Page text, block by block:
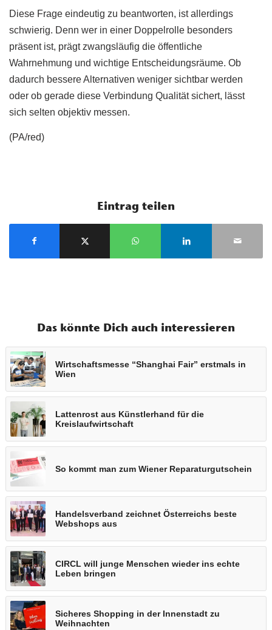
Diese Frage eindeutig zu beantworten, ist allerdings
schwierig. Denn wer in einer Doppelrolle besonders
präsent ist, prägt zwangsläufig die öffentliche
Wahrnehmung und wichtige Entscheidungsräume. Ob
dadurch bessere Alternativen weniger sichtbar werden
oder ob gerade diese Verbindung Qualität sichert, lässt
sich selten objektiv messen.
(PA/red)
Eintrag teilen
Das könnte Dich auch interessieren
Wirtschaftsmesse “Shanghai Fair” erstmals in
Wien
Lattenrost aus Künstlerhand für die
Kreislaufwirtschaft
So kommt man zum Wiener Reparaturgutschein
Handelsverband zeichnet Österreichs beste
Webshops aus
CIRCL will junge Menschen wieder ins echte
Leben bringen
Sicheres Shopping in der Innenstadt zu
Weihnachten